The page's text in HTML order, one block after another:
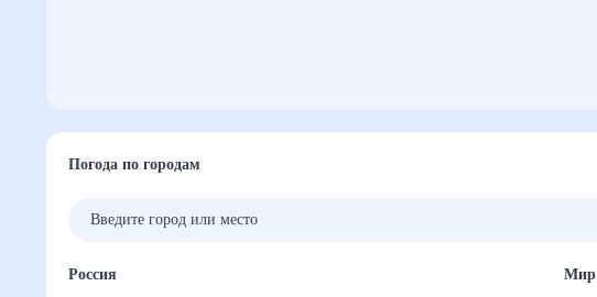
Погода по городам
Россия
Мир